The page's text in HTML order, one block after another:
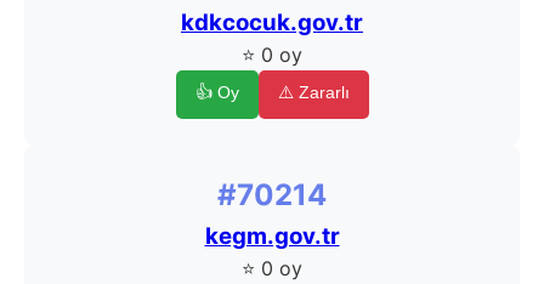
kdkcocuk.gov.tr
⭐ 0 oy
👍 Oy ⚠️ Zararlı
#70214
kegm.gov.tr
⭐ 0 oy